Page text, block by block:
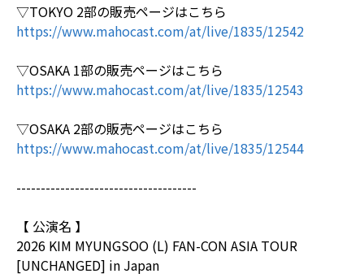
▽TOKYO 2部の販売ページはこちら
https://www.mahocast.com/at/live/1835/12542
▽OSAKA 1部の販売ページはこちら
https://www.mahocast.com/at/live/1835/12543
▽OSAKA 2部の販売ページはこちら
https://www.mahocast.com/at/live/1835/12544
-------------------------------------
【 公演名 】
2026 KIM MYUNGSOO (L) FAN-CON ASIA TOUR
[UNCHANGED] in Japan